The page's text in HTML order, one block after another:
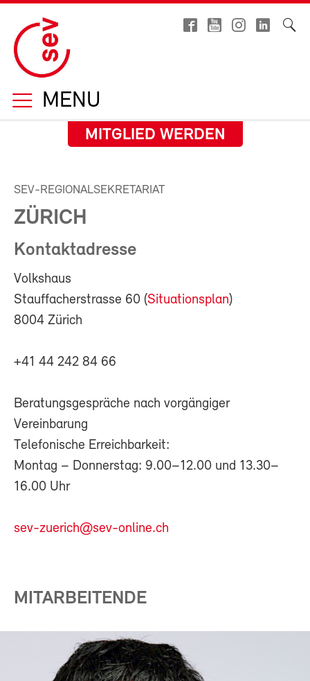
MENU
MITGLIED WERDEN
SEV-REGIONALSEKRETARIAT
ZÜRICH
Kontaktadresse
Volkshaus
Stauffacherstrasse 60 (Situationsplan)
8004 Zürich
+41 44 242 84 66
Beratungsgespräche nach vorgängiger
Vereinbarung
Telefonische Erreichbarkeit:
Montag – Donnerstag: 9.00–12.00 und 13.30–
16.00 Uhr
sev-zuerich@sev-online.ch
MITARBEITENDE